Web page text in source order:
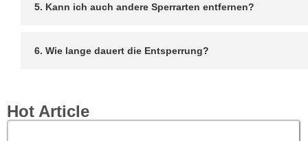
5. Kann ich auch andere Sperrarten entfernen?
6. Wie lange dauert die Entsperrung?
Hot Article